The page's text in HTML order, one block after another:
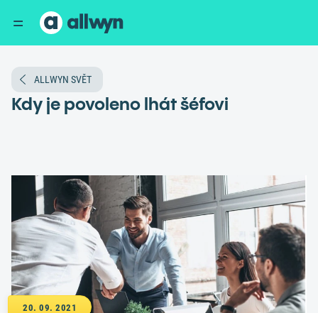
ALLWYN SVĚT
Kdy je povoleno lhát šéfovi
20. 09. 2021